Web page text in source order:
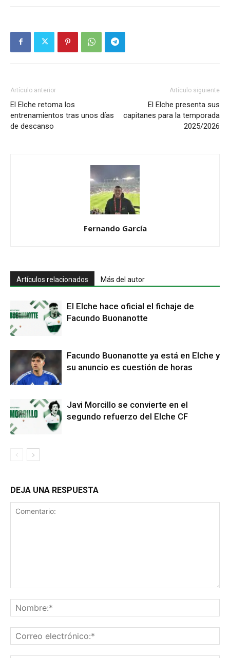
Artículo anterior
El Elche retoma los
entrenamientos tras unos días
de descanso
Artículo siguiente
El Elche presenta sus
capitanes para la temporada
2025/2026
Fernando García
Artículos relacionados Más del autor
El Elche hace oficial el fichaje de
Facundo Buonanotte
Facundo Buonanotte ya está en Elche y
su anuncio es cuestión de horas
Javi Morcillo se convierte en el
segundo refuerzo del Elche CF
DEJA UNA RESPUESTA